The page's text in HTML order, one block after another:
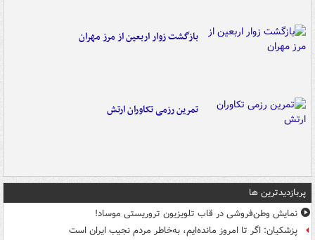
بازگشت زوار اربعین از مرز مهران
تمرین رزمی تکاوران ارتش
پربازدیدترین ها
نمایش وطن‌فروشی در قاب تلویزیون تروریستی موساد!
پزشکیان: اگر تا امروز مانده‌ایم، به‌خاطر مردم نجیب ایران است